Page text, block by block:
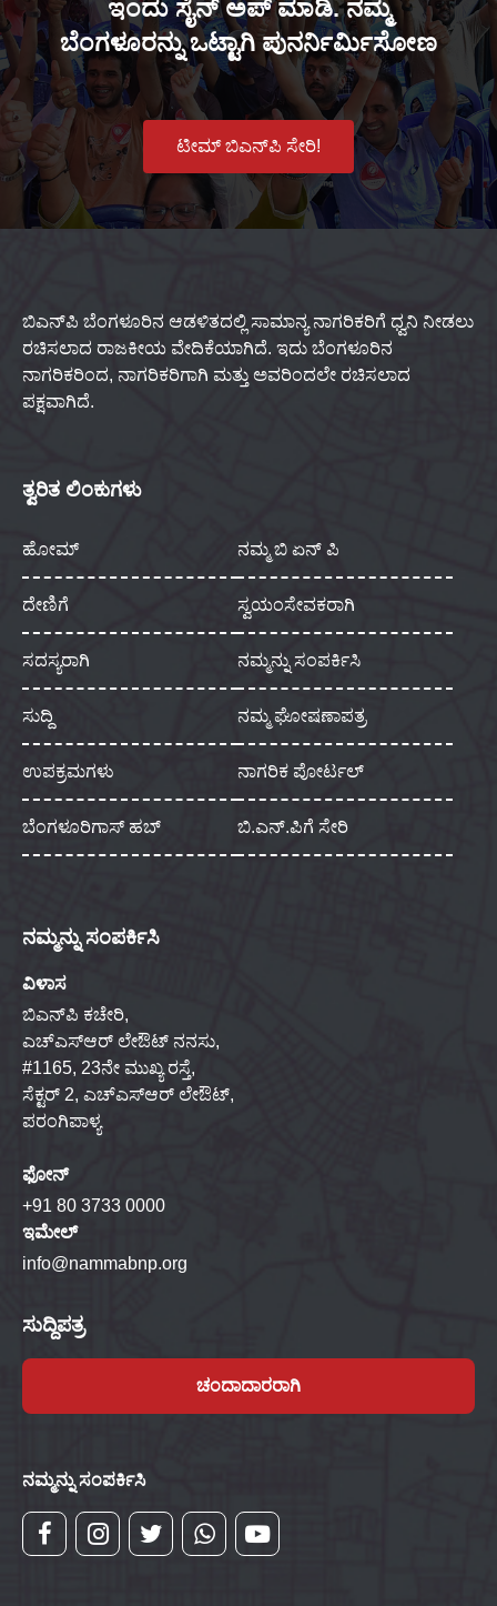
ಇಂದು ಸೈನ್ ಅಪ್ ಮಾಡಿ. ನಮ್ಮ
ಬೆಂಗಳೂರನ್ನು ಒಟ್ಟಾಗಿ ಪುನರ್ನಿರ್ಮಿಸೋಣ
ಟೀಮ್ ಬಿಎನ್‌ಪಿ ಸೇರಿ!
ಬಿಎನ್‌ಪಿ ಬೆಂಗಳೂರಿನ ಆಡಳಿತದಲ್ಲಿ ಸಾಮಾನ್ಯ ನಾಗರಿಕರಿಗೆ ಧ್ವನಿ ನೀಡಲು
ರಚಿಸಲಾದ ರಾಜಕೀಯ ವೇದಿಕೆಯಾಗಿದೆ. ಇದು ಬೆಂಗಳೂರಿನ
ನಾಗರಿಕರಿಂದ, ನಾಗರಿಕರಿಗಾಗಿ ಮತ್ತು ಅವರಿಂದಲೇ ರಚಿಸಲಾದ
ಪಕ್ಷವಾಗಿದೆ.
ತ್ವರಿತ ಲಿಂಕುಗಳು
ಹೋಮ್ ನಮ್ಮ ಬಿ ಏನ್ ಪಿ
ದೇಣಿಗೆ ಸ್ವಯಂಸೇವಕರಾಗಿ
ಸದಸ್ಯರಾಗಿ ನಮ್ಮನ್ನು ಸಂಪರ್ಕಿಸಿ
ಸುದ್ದಿ ನಮ್ಮ ಘೋಷಣಾಪತ್ರ
ಉಪಕ್ರಮಗಳು ನಾಗರಿಕ ಪೋರ್ಟಲ್
ಬೆಂಗಳೂರಿಗಾಸ್ ಹಬ್ ಬಿ.ಎನ್.ಪಿಗೆ ಸೇರಿ
ನಮ್ಮನ್ನು ಸಂಪರ್ಕಿಸಿ
ವಿಳಾಸ
ಬಿಎನ್‌ಪಿ ಕಚೇರಿ,
ಎಚ್‌ಎಸ್‌ಆರ್ ಲೇಔಟ್ ನನಸು,
#1165, 23ನೇ ಮುಖ್ಯ ರಸ್ತೆ,
ಸೆಕ್ಟರ್ 2, ಎಚ್‌ಎಸ್‌ಆರ್ ಲೇಔಟ್,
ಪರಂಗಿಪಾಳ್ಯ
ಫೋನ್
+91 80 3733 0000
ಇಮೇಲ್
info@nammabnp.org
ಸುದ್ದಿಪತ್ರ
ಚಂದಾದಾರರಾಗಿ
ನಮ್ಮನ್ನು ಸಂಪರ್ಕಿಸಿ